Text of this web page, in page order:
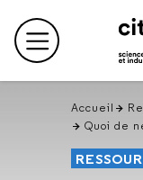
en
haut Menu
Accueil
Quoi de